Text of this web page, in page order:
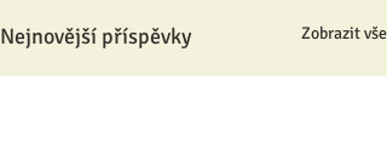
Nejnovější příspěvky Zobrazit vše